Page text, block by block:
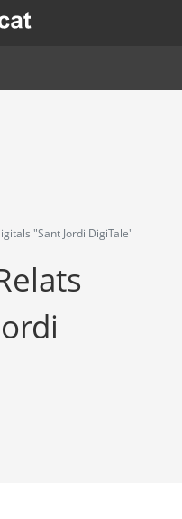
nova finestra.
"Sant Jordi DigiTale"